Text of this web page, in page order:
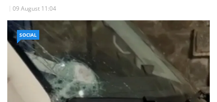
09 August 11:04
SOCIAL